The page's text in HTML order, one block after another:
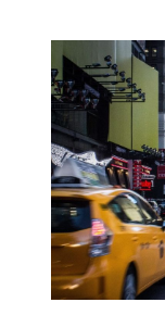
under lov